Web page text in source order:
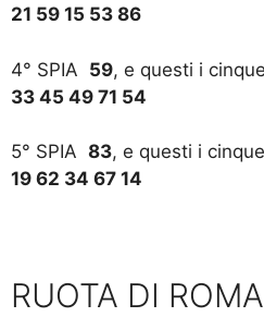
21 59 15 53 86
4° SPIA 59, e questi i
33 45 49 71 54
5° SPIA 83, e questi i
19 62 34 67 14
RUOTA DI ROMA